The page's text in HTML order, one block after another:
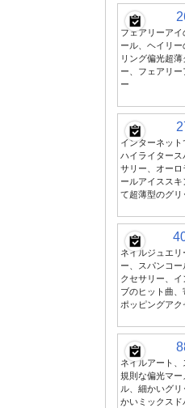
フェアリーアイ
ール、ヘイリー
リング偏光超
ー、フェアリ
ー
インターネッ
ハイライタース
サリー、オー
ールアイススキ
て超薄型のグ
ネイルジュエリ
ー、スパンコ
クセサリー、
ブのヒット曲、
ポッピングアク
ネイルアート
規則な偏光マー
ル、細かいグ
かいミックスド